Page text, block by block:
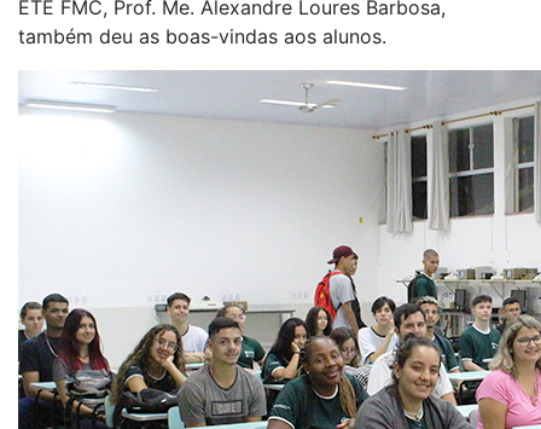
ETE FMC, Prof. Me. Alexandre Loures Barbosa,
também deu as boas-vindas aos alunos.